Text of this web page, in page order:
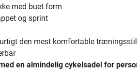
med buet form
og sprint
den mest komfortable
en almindelig cykelsadel for